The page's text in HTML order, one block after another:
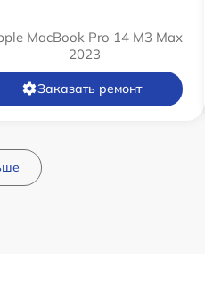
MacBook Pro 14 M3 Max
2023
Заказать ремонт